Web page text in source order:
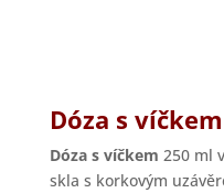
Dóza s
Dóza s víčkem 250 ml
skla s korkovým